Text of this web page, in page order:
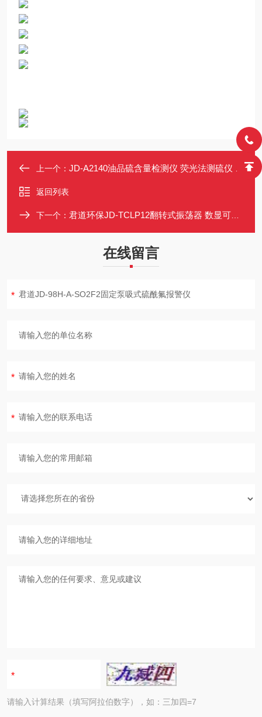
上一个： JD-A2140油品硫含量检测仪 荧光法测硫仪 支持RS-232通讯 防漏设计
返回列表
下一个： 君道环保JD-TCLP12翻转式振荡器 数显可调 单双向翻转
在线留言
请输入计算结果（填写阿拉伯数字），如：三加四=7